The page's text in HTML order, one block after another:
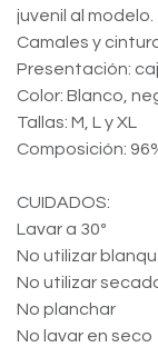
juvenil al modelo.
Camales y
Presentación:
Color: Blanco,
Tallas: M, L y XL
Composición:
CUIDADOS:
Lavar a 30º
No utilizar
No utilizar
No planchar
No lavar en seco